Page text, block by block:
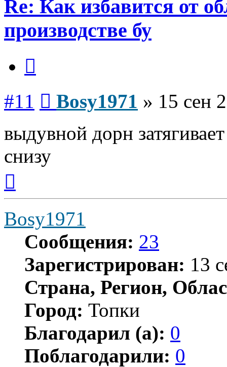
Re: Как избавится от
производстве бу
#11 Bosy1971 » 15 сен
выдувной дорн
снизу
началу
Bosy1971
Сообщения: 23
Зарегистрирован: 13
Страна, Регион,
Город: Топки
Благодарил (а): 0
Поблагодарили: 0